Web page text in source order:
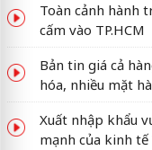
Toàn cảnh hành
cấm vào TP.HCM
Bản tin giá cả
hóa, nhiều mặt
Xuất nhập khẩu
mạnh của kinh tế